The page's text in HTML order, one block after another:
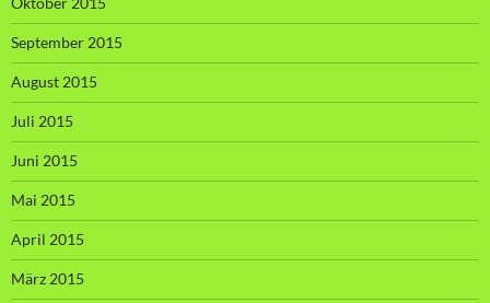
September 2015
August 2015
Juli 2015
Juni 2015
Mai 2015
April 2015
März 2015